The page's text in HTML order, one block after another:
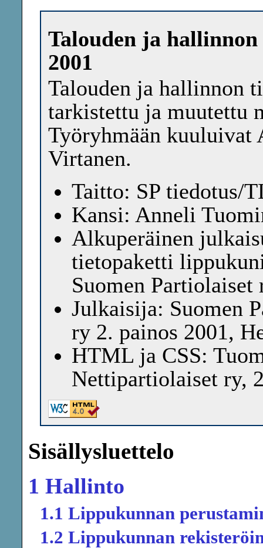
Talouden ja
2001
Talouden ja hallinnon
tarkistettu ja muutettu
Työryhmään kuuluivat
Virtanen.
Taitto: SP tiedotus/
Kansi: Anneli
Alkuperäinen
tietopaketti
Suomen
Julkaisija: Suomen
ry 2. painos 2001,
HTML ja CSS:
Nettipartiolaiset ry,
Sisällysluettelo
1 Hallinto
1.1 Lippukunnan
1.2 Lippukunnan